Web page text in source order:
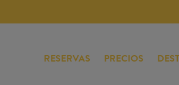
RESERVAS PRECIOS